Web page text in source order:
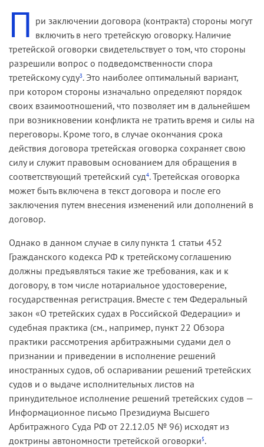
П ри заключении договора (контракта) стороны могут
включить в него третейскую оговорку. Наличие
третейской оговорки свидетельствует о том, что стороны
разрешили вопрос о подведомственности спора
третейскому суду3. Это наиболее оптимальный вариант,
при котором стороны изначально определяют порядок
своих взаимоотношений, что позволяет им в дальнейшем
при возникновении конфликта не тратить время и силы на
переговоры. Кроме того, в случае окончания срока
действия договора третейская оговорка сохраняет свою
силу и служит правовым основанием для обращения в
соответствующий третейский суд4. Третейская оговорка
может быть включена в текст договора и после его
заключения путем внесения изменений или дополнений в
договор.
Однако в данном случае в силу пункта 1 статьи 452
Гражданского кодекса РФ к третейскому соглашению
должны предъявляться такие же требования, как и к
договору, в том числе нотариальное удостоверение,
государственная регистрация. Вместе с тем Федеральный
закон «О третейских судах в Российской Федерации» и
судебная практика (см., например, пункт 22 Обзора
практики рассмотрения арбитражными судами дел о
признании и приведении в исполнение решений
иностранных судов, об оспаривании решений третейских
судов и о выдаче исполнительных листов на
принудительное исполнение решений третейских судов —
Информационное письмо Президиума Высшего
Арбитражного Суда РФ от 22.12.05 № 96) исходят из
доктрины автономности третейской оговорки5.